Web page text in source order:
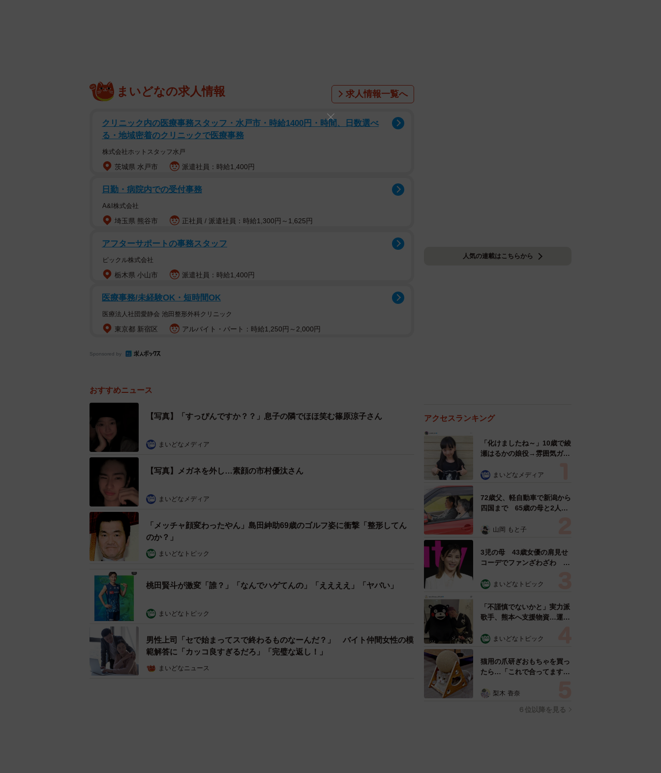
まいどなの求人情報 求人情報一覧へ
クリニック内の医療事務スタッフ・水戸市・時給1400円・時間、日数選べ
る・地域密着のクリニックで医療事務
株式会社ホットスタッフ水戸
茨城県 水戸市 派遣社員：時給1,400円
日勤・病院内での受付事務
A&I株式会社
埼玉県 熊谷市 正社員 / 派遣社員：時給1,300円～1,625円
アフターサポートの事務スタッフ
ピックル株式会社
栃木県 小山市 派遣社員：時給1,400円
医療事務/未経験OK・短時間OK
医療法人社団愛静会 池田整形外科クリニック
東京都 新宿区 アルバイト・パート：時給1,250円～2,000円
Sponsored by
おすすめニュース
【写真】「すっぴんですか？？」息子の隣でほほ笑む篠原涼子さん
まいどなメディア
【写真】メガネを外し…素顔の市村優汰さん
まいどなメディア
「メッチャ顔変わったやん」島田紳助69歳のゴルフ姿に衝撃「整形してん
のか？」
まいどなトピック
桃田賢斗が激変「誰？」「なんでハゲてんの」「ええええ」「ヤバい」
まいどなトピック
男性上司「セで始まってスで終わるものなーんだ？」 バイト仲間女性の模
範解答に「カッコ良すぎるだろ」「完璧な返し！」
まいどなニュース
人気の連載はこちらから
アクセスランキング
「化けましたね～」10歳で綾
瀬はるかの娘役→雰囲気ガラ
雰囲気が」「宝塚に入れそ
まいどなメディア
72歳父、軽自動車で新潟から
四国まで 65歳の母と2人で
憩まで分刻み… 「大学生で
山岡 もと子
3児の母 43歳女優の肩見せ
コーデでファンざわざわ
見」「むっかしからずっと可
まいどなトピック
「不謹慎でないかと」実力派
歌手、熊本へ支援物資…運搬
めらい 「痛いほど伝わる」
まいどなトピック
猫用の爪研ぎおもちゃを買っ
たら…「これで合ってます
響 「100点満点」「かわい
梨木 香奈
６位以降を見る